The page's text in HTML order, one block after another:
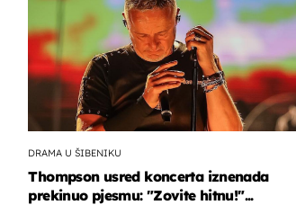
DRAMA U ŠIBENIKU
Thompson usred koncerta iznenada
prekinuo pjesmu: "Zovite hitnu!"...